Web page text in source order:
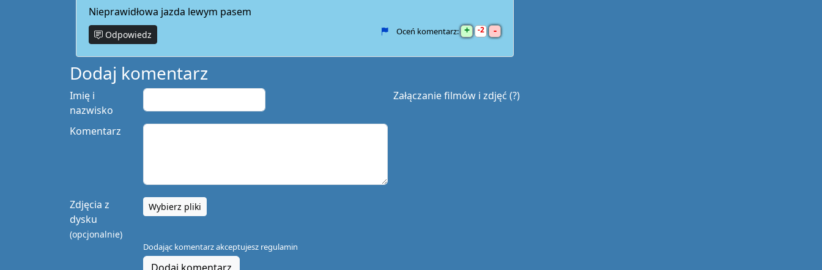
Nieprawidłowa jazda lewym pasem
Odpowiedz Oceń komentarz: + 2 -
Dodaj komentarz
Załączanie filmów i zdjęć (?)
Imię i
nazwisko
Komentarz
Zdjęcia z
dysku
(opcjonalnie)
Wybierz pliki
Dodając komentarz akceptujesz regulamin